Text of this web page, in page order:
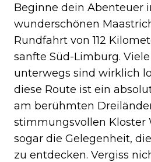
Beginne dein Abenteuer
wunderschönen
Rundfahrt von 112
sanfte Süd-Limburg.
unterwegs sind wirklich
diese Route ist ein
am berühmten
stimmungsvollen
sogar die Gelegenheit,
zu entdecken. Vergiss